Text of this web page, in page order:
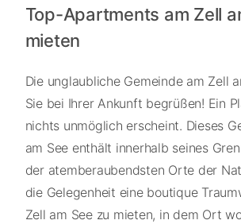
Top-Apartments am Zell
mieten
Die unglaubliche Gemeinde am Zell
Sie bei Ihrer Ankunft begrüßen! Ein
nichts unmöglich erscheint. Dieses
am See enthält innerhalb seines
der atemberaubendsten Orte der
die Gelegenheit eine boutique
Zell am See zu mieten, in dem Ort